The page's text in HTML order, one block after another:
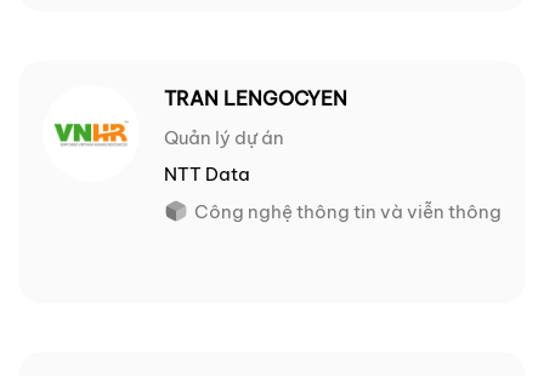
TRAN LENGOCYEN
Quản lý dự án
NTT Data
Công nghệ thông tin và viễn thông